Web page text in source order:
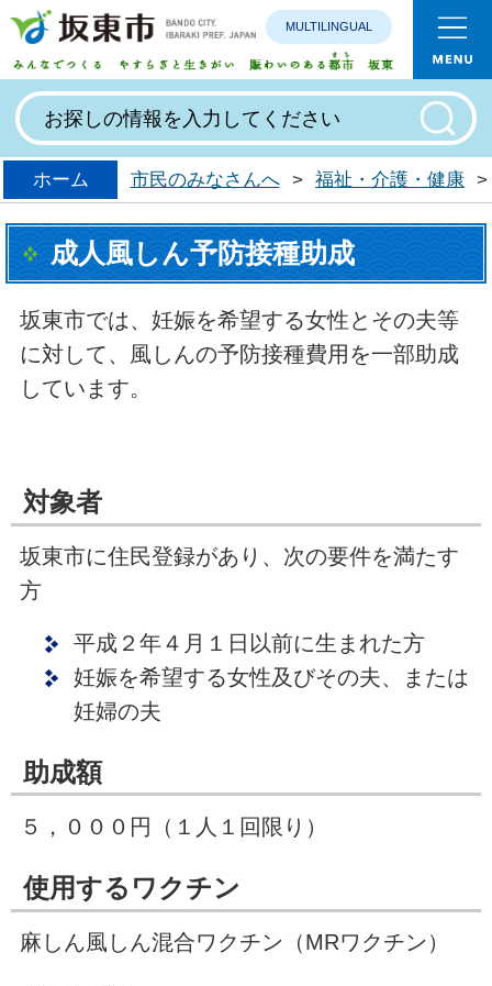
みんなで
MULTILINGUAL
ホーム 市民のみなさんへ > 福祉・介護・健康 >
成人風しん予防接種助成
坂東市では、妊娠を希望する女性とその夫等
に対して、風しんの予防接種費用を一部助成
しています。
対象者
坂東市に住民登録があり、次の要件を満たす
方
平成２年４月１日以前に生まれた方
妊娠を希望する女性及びその夫、または
妊婦の夫
助成額
５，０００円（１人１回限り）
使用するワクチン
麻しん風しん混合ワクチン（MRワクチン）